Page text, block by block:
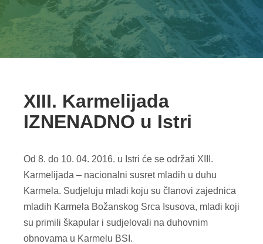
XIII. Karmelijada
IZNENADNO u Istri
Od 8. do 10. 04. 2016. u Istri će se održati XIII.
Karmelijada – nacionalni susret mladih u duhu
Karmela. Sudjeluju mladi koju su članovi zajednica
mladih Karmela Božanskog Srca Isusova, mladi koji
su primili škapular i sudjelovali na duhovnim
obnovama u Karmelu BSI.